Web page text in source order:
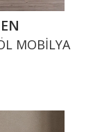
MOBILYA